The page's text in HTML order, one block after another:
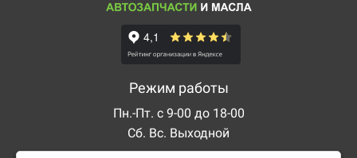
Режим работы
Пн.-Пт. с 9-00 до 18-00
Сб. Вс. Выходной